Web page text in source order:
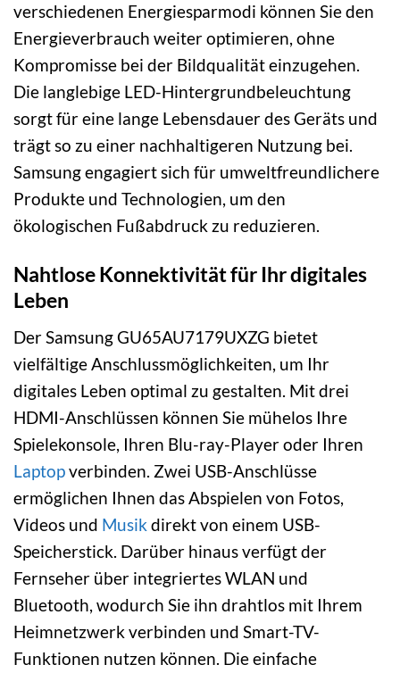
verschiedenen Energiesparmodi können Sie den
Energieverbrauch weiter optimieren, ohne
Kompromisse bei der Bildqualität einzugehen.
Die langlebige LED-Hintergrundbeleuchtung
sorgt für eine lange Lebensdauer des Geräts und
trägt so zu einer nachhaltigeren Nutzung bei.
Samsung engagiert sich für umweltfreundlichere
Produkte und Technologien, um den
ökologischen Fußabdruck zu reduzieren.
Nahtlose Konnektivität für Ihr digitales
Leben
Der Samsung GU65AU7179UXZG bietet
vielfältige Anschlussmöglichkeiten, um Ihr
digitales Leben optimal zu gestalten. Mit drei
HDMI-Anschlüssen können Sie mühelos Ihre
Spielekonsole, Ihren Blu-ray-Player oder Ihren
Laptopverbinden. Zwei USB-Anschlüsse
ermöglichen Ihnen das Abspielen von Fotos,
Videos und Musik direkt von einem USB-
Speicherstick. Darüber hinaus verfügt der
Fernseher über integriertes WLAN und
Bluetooth, wodurch Sie ihn drahtlos mit Ihrem
Heimnetzwerk verbinden und Smart-TV-
Funktionen nutzen können. Die einfache